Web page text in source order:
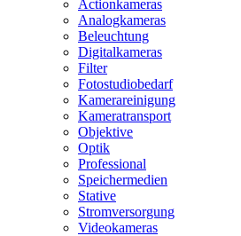
Actionkameras
Analogkameras
Beleuchtung
Digitalkameras
Filter
Fotostudiobedarf
Kamerareinigung
Kameratransport
Objektive
Optik
Professional
Speichermedien
Stative
Stromversorgung
Videokameras